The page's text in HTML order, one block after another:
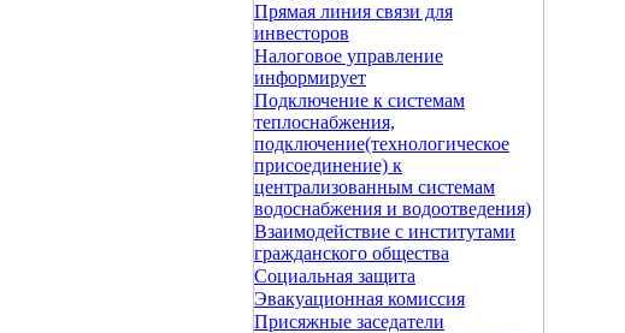
Прямая линия связи для
инвесторов
Налоговое управление
информирует
Подключение к системам
теплоснабжения,
подключение(технологическое
присоединение) к
централизованным системам
водоснабжения и водоотведения)
Взаимодействие с институтами
гражданского общества
Социальная защита
Эвакуационная комиссия
Присяжные заседатели